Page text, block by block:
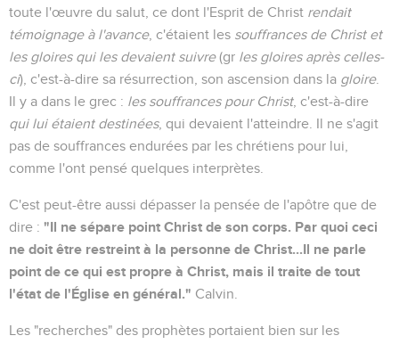
toute l'œuvre du salut, ce dont l'Esprit de Christ rendait
témoignage à l'avance, c'étaient les souffrances de Christ et
les gloires qui les devaient suivre(gr les gloires après celles-
ci), c'est-à-dire sa résurrection, son ascension dans la gloire.
Il y a dans le grec : les souffrances pour Christ, c'est-à-dire
qui lui étaient destinées, qui devaient l'atteindre. Il ne s'agit
pas de souffrances endurées par les chrétiens pour lui,
comme l'ont pensé quelques interprètes.
C'est peut-être aussi dépasser la pensée de l'apôtre que de
dire : "Il ne sépare point Christ de son corps. Par quoi ceci
ne doit être restreint à la personne de Christ...Il ne parle
point de ce qui est propre à Christ, mais il traite de tout
l'état de l'Église en général." Calvin.
Les "recherches" des prophètes portaient bien sur les